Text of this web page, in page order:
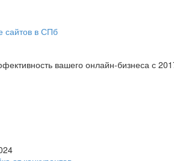
вашего онлайн-бизнеса с